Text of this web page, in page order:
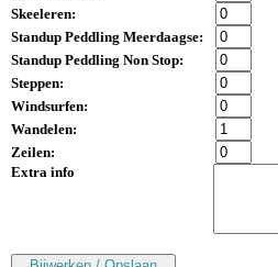
Skeeleren:
Standup Peddling Meerdaagse:
Standup Peddling Non Stop:
Steppen:
Windsurfen:
Wandelen:
Zeilen:
Extra info